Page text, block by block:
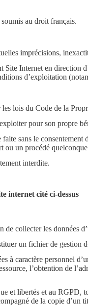
au droit français.
imprécisions,
Internet en direction
d’exploitation
lois du Code de la
pour son propre
sans le
ou un procédé
interdite.
internet cité ci-dessus
de collecter les données
un fichier de gestion
à caractère personnel
l’obtention de
et libertés et au RGPD,
de la copie d’un